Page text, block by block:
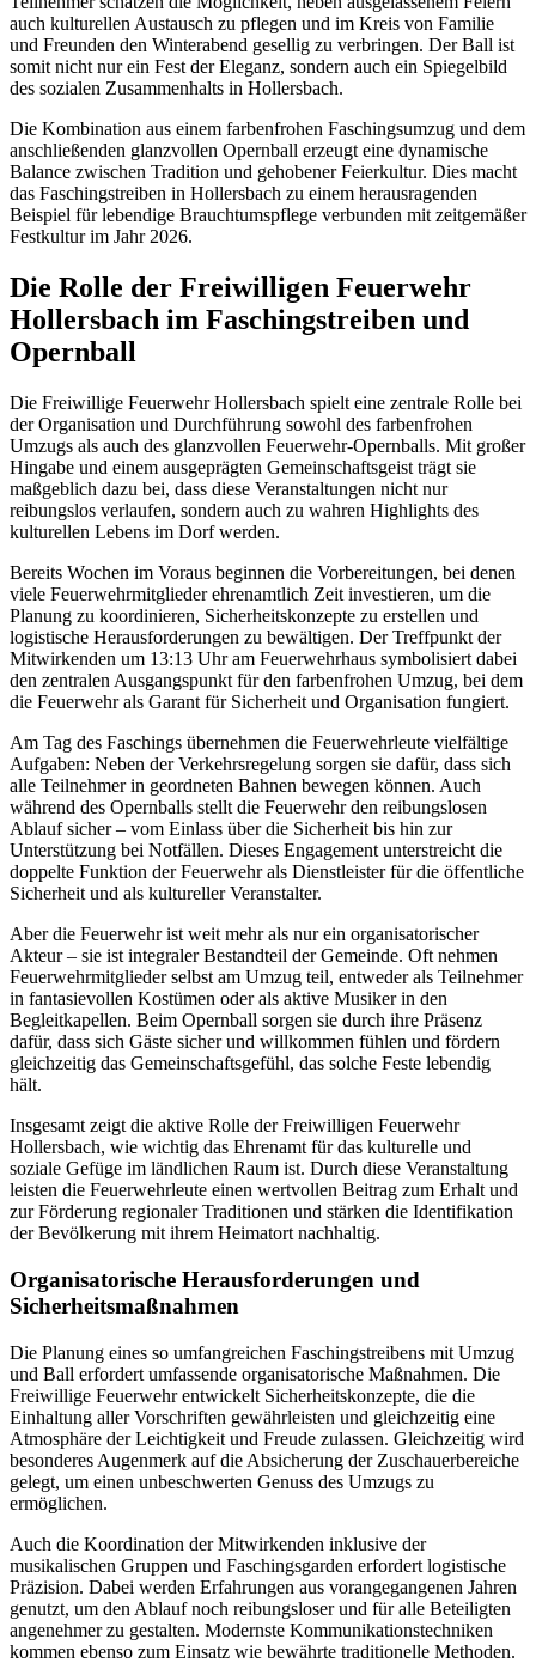
auch kulturellen Austausch zu pflegen und im Kreis von Familie
und Freunden den Winterabend gesellig zu verbringen. Der Ball ist
somit nicht nur ein Fest der Eleganz, sondern auch ein Spiegelbild
des sozialen Zusammenhalts in Hollersbach.
Die Kombination aus einem farbenfrohen Faschingsumzug und dem
anschließenden glanzvollen Opernball erzeugt eine dynamische
Balance zwischen Tradition und gehobener Feierkultur. Dies macht
das Faschingstreiben in Hollersbach zu einem herausragenden
Beispiel für lebendige Brauchtumspflege verbunden mit zeitgemäßer
Festkultur im Jahr 2026.
Die Rolle der Freiwilligen Feuerwehr
Hollersbach im Faschingstreiben und
Opernball
Die Freiwillige Feuerwehr Hollersbach spielt eine zentrale Rolle bei
der Organisation und Durchführung sowohl des farbenfrohen
Umzugs als auch des glanzvollen Feuerwehr-Opernballs. Mit großer
Hingabe und einem ausgeprägten Gemeinschaftsgeist trägt sie
maßgeblich dazu bei, dass diese Veranstaltungen nicht nur
reibungslos verlaufen, sondern auch zu wahren Highlights des
kulturellen Lebens im Dorf werden.
Bereits Wochen im Voraus beginnen die Vorbereitungen, bei denen
viele Feuerwehrmitglieder ehrenamtlich Zeit investieren, um die
Planung zu koordinieren, Sicherheitskonzepte zu erstellen und
logistische Herausforderungen zu bewältigen. Der Treffpunkt der
Mitwirkenden um 13:13 Uhr am Feuerwehrhaus symbolisiert dabei
den zentralen Ausgangspunkt für den farbenfrohen Umzug, bei dem
die Feuerwehr als Garant für Sicherheit und Organisation fungiert.
Am Tag des Faschings übernehmen die Feuerwehrleute vielfältige
Aufgaben: Neben der Verkehrsregelung sorgen sie dafür, dass sich
alle Teilnehmer in geordneten Bahnen bewegen können. Auch
während des Opernballs stellt die Feuerwehr den reibungslosen
Ablauf sicher – vom Einlass über die Sicherheit bis hin zur
Unterstützung bei Notfällen. Dieses Engagement unterstreicht die
doppelte Funktion der Feuerwehr als Dienstleister für die öffentliche
Sicherheit und als kultureller Veranstalter.
Aber die Feuerwehr ist weit mehr als nur ein organisatorischer
Akteur – sie ist integraler Bestandteil der Gemeinde. Oft nehmen
Feuerwehrmitglieder selbst am Umzug teil, entweder als Teilnehmer
in fantasievollen Kostümen oder als aktive Musiker in den
Begleitkapellen. Beim Opernball sorgen sie durch ihre Präsenz
dafür, dass sich Gäste sicher und willkommen fühlen und fördern
gleichzeitig das Gemeinschaftsgefühl, das solche Feste lebendig
hält.
Insgesamt zeigt die aktive Rolle der Freiwilligen Feuerwehr
Hollersbach, wie wichtig das Ehrenamt für das kulturelle und
soziale Gefüge im ländlichen Raum ist. Durch diese Veranstaltung
leisten die Feuerwehrleute einen wertvollen Beitrag zum Erhalt und
zur Förderung regionaler Traditionen und stärken die Identifikation
der Bevölkerung mit ihrem Heimatort nachhaltig.
Organisatorische Herausforderungen und
Sicherheitsmaßnahmen
Die Planung eines so umfangreichen Faschingstreibens mit Umzug
und Ball erfordert umfassende organisatorische Maßnahmen. Die
Freiwillige Feuerwehr entwickelt Sicherheitskonzepte, die die
Einhaltung aller Vorschriften gewährleisten und gleichzeitig eine
Atmosphäre der Leichtigkeit und Freude zulassen. Gleichzeitig wird
besonderes Augenmerk auf die Absicherung der Zuschauerbereiche
gelegt, um einen unbeschwerten Genuss des Umzugs zu
ermöglichen.
Auch die Koordination der Mitwirkenden inklusive der
musikalischen Gruppen und Faschingsgarden erfordert logistische
Präzision. Dabei werden Erfahrungen aus vorangegangenen Jahren
genutzt, um den Ablauf noch reibungsloser und für alle Beteiligten
angenehmer zu gestalten. Modernste Kommunikationstechniken
kommen ebenso zum Einsatz wie bewährte traditionelle Methoden.